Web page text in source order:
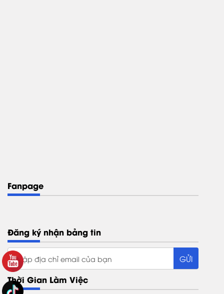
Fanpage
Đăng ký nhận bảng tin
Thời Gian Làm Việc